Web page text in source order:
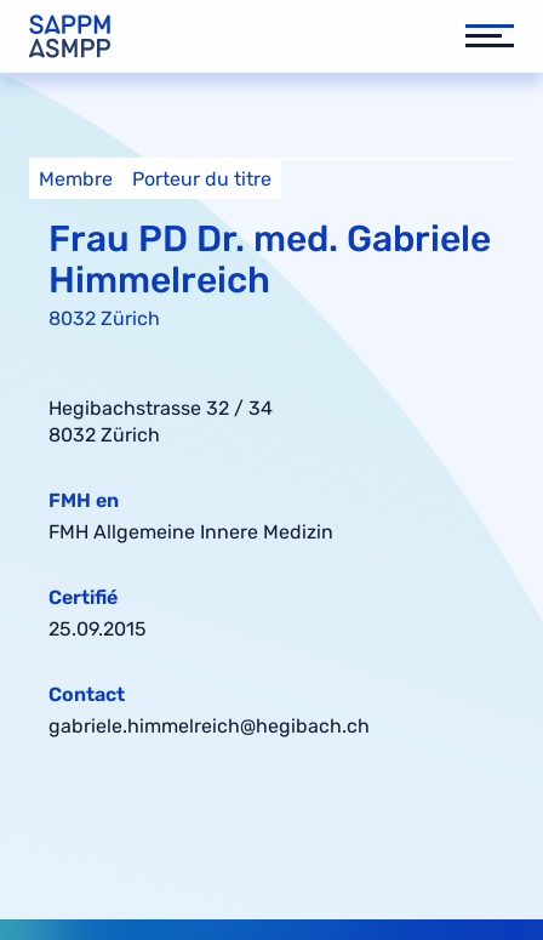
Membre Porteur du titre
Frau PD Dr. med. Gabriele
Himmelreich
8032 Zürich
Hegibachstrasse 32 / 34
8032 Zürich
FMH en
FMH Allgemeine Innere Medizin
Certifié
25.09.2015
Contact
gabriele.himmelreich@hegibach.ch